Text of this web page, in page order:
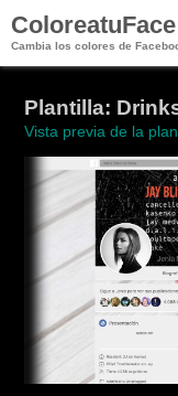
ColoreatuFace
Cambia los colores de
Plantilla:
Vista previa de la